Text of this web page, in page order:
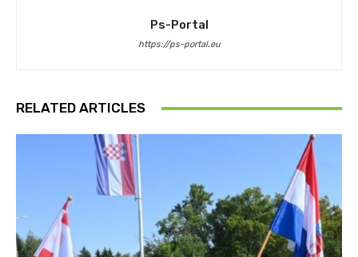
Ps-Portal
https://ps-portal.eu
RELATED ARTICLES